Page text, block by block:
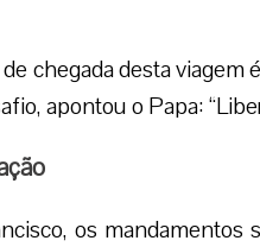
chegada desta viagem
apontou o Papa:
os mandamentos